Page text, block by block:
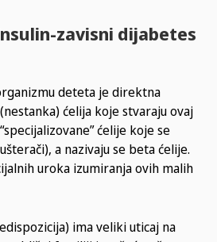
zavisni dijabetes
deteta je direktna
ćelija koje stvaraju ovaj
ćelije koje se
a nazivaju se beta ćelije.
uroka izumiranja ovih malih
ima veliki uticaj na